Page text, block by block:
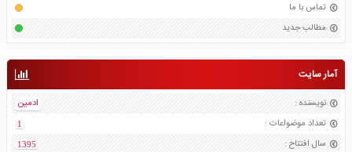
تماس با ما
مطالب جدید
آمار سایت
نویسنده :
ادمین
تعداد موضواعات :
1
سال افتتاح :
1395